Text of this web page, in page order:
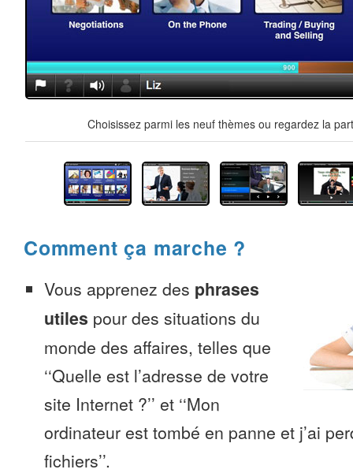
Choisissez parmi les neuf thèmes ou regardez la
Comment ça marche ?
Vous apprenez des phrases
utiles pour des situations du
monde des affaires, telles que
‘‘Quelle est l’adresse de votre
site Internet ?’’ et ‘‘Mon
ordinateur est tombé en panne et j’ai
fichiers’’.